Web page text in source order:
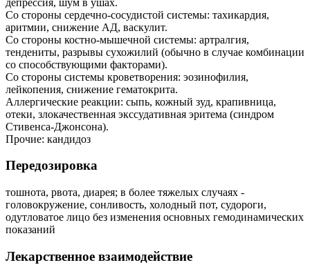
Со стороны сердечно-сосудистой системы: тахикардия,
аритмии, снижение АД, васкулит.
Со стороны костно-мышечной системы: артралгия,
тендениты, разрывы сухожилий (обычно в случае комбинации
со способствующими факторами).
Со стороны системы кроветворения: эозинофилия,
лейкопения, снижение гематокрита.
Аллергические реакции: сыпь, кожный зуд, крапивница,
отеки, злокачественная экссудативная эритема (синдром
Стивенса-Джонсона).
Прочие: кандидоз
Передозировка
тошнота, рвота, диарея; в более тяжелых случаях -
головокружение, сонливость, холодный пот, судороги,
одутловатое лицо без изменения основных гемодинамических
показаний
Лекарственное взаимодействие